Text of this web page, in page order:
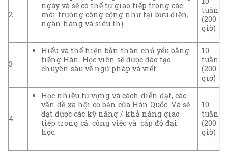
2
ngày và sẽ có thể tự giao tiếp trong các
môi trường công cộng như tại bưu điện,
ngân hàng và siêu thị.
tuần
(200
giờ)
3
Hiểu và thể hiện bản thân chủ yếu bằng
tiếng Hàn. Học viên sẽ được đào tạo
chuyên sâu về ngữ pháp và viết.
10
tuần
(200
giờ)
4
Học nhiều từ vựng và cách diễn đạt, các
vấn đề xã hội cơ bản của Hàn Quốc. Và sẽ
đạt được các kỹ năng / khả năng giao
tiếp trong cả công việc và cấp độ đại
học.
10
tuần
(200
giờ)